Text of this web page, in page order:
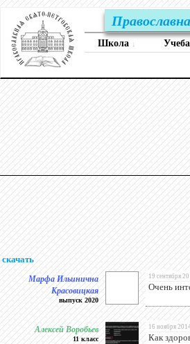
Школа ↓ Учеба
скачать
Марфа Ильинична
Красовицкая
выпуск 2020
19 сентября
Очень
Алексей Воробьев
11 класс
16 ноября
Как